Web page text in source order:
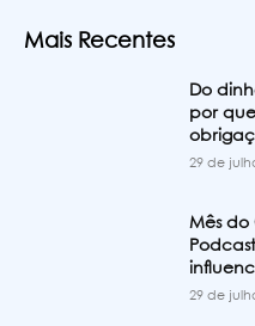
Mais Recentes
Do
por
29 de
Mês do
29 de